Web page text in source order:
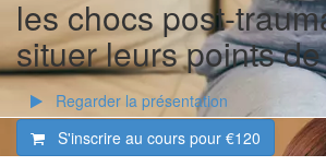
les chocs post-
situer leurs points
Regarder la présentation
S'inscrire au cours pour €120